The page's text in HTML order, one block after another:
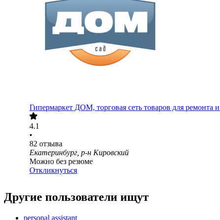
Гипермаркет ДОМ, торговая сеть товаров для ремонта
4.1
•
82 отзыва
Екатеринбург, р-н Кировский
Можно без резюме
Откликнуться
Другие пользователи ищут
personal assistant